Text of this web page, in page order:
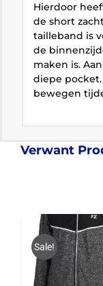
Hierdoor
de short
tailleband is
de
maken is.
diepe
bewegen
Verwant
Sale!